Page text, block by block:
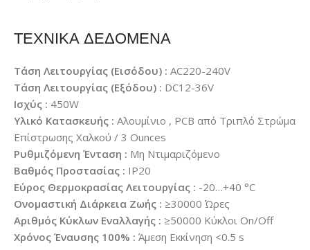
ΤΕΧΝΙΚΑ ΔΕΔΟΜΕΝΑ
Τάση Λειτουργίας (Εισόδου) : AC220-240V
Τάση Λειτουργίας (Εξόδου) : DC12-36V
Ισχύς : 450W
Υλικό Κατασκευής : Αλουμίνιο , PCB από Τριπλό Στρώμα
Επίστρωσης Χαλκού / 3 Ounces
Ρυθμιζόμενη Ένταση : Μη Ντιμαριζόμενο
Βαθμός Προστασίας : IP20
Εύρος Θερμοκρασίας Λειτουργίας : -20…+40 °C
Ονομαστική Διάρκεια Ζωής : ≥30000 Ώρες
Αριθμός Κύκλων Εναλλαγής : ≥50000 Κύκλοι On/Off
Χρόνος Έναυσης 100% : Άμεση Εκκίνηση <0.5 s